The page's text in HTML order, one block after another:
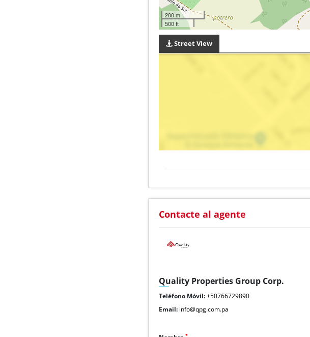
200 m
500 ft
Street View
Contacte al agente
Quality Properties Group Corp.
Teléfono Móvil:+50766729890
Email: info@qpg.com.pa
*